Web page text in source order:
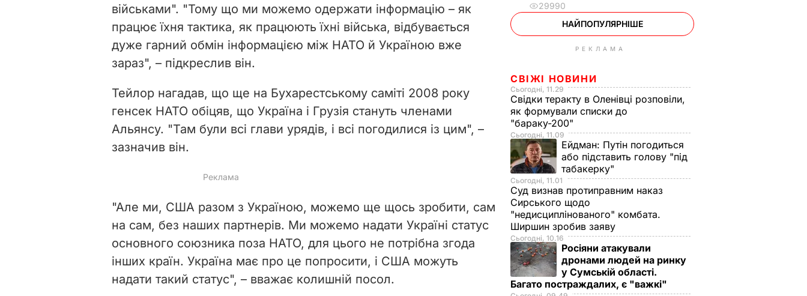
військами". "Тому що ми можемо одержати інформацію – як
працює їхня тактика, як працюють їхні війська, відбувається
дуже гарний обмін інформацією між НАТО й Україною вже
зараз", – підкреслив він.
Тейлор нагадав, що ще на Бухарестському саміті 2008 року
генсек НАТО обіцяв, що Україна і Грузія стануть членами
Альянсу. "Там були всі глави урядів, і всі погодилися із цим", –
зазначив він.
"Але ми, США разом з Україною, можемо ще щось зробити, сам
на сам, без наших партнерів. Ми можемо надати Україні статус
основного союзника поза НАТО, для цього не потрібна згода
інших країн. Україна має про це попросити, і США можуть
надати такий статус", – вважає колишній посол.
29990
НАЙПОПУЛЯРНІШЕ
РЕКЛАМА
СВІЖІ НОВИНИ
Сьогодні, 11.29
Свідки теракту в Оленівці розповіли,
як формували списки до
"бараку-200"
Сьогодні, 11.09
Ейдман: Путін погодиться
або підставить голову "під
табакерку"
Сьогодні, 11.01
Суд визнав протиправним наказ
Сирського щодо
"недисциплінованого" комбата.
Ширшин зробив заяву
Сьогодні, 10.16
Росіяни атакували
дронами людей на ринку
у Сумській області.
Багато постраждалих, є "важкі"